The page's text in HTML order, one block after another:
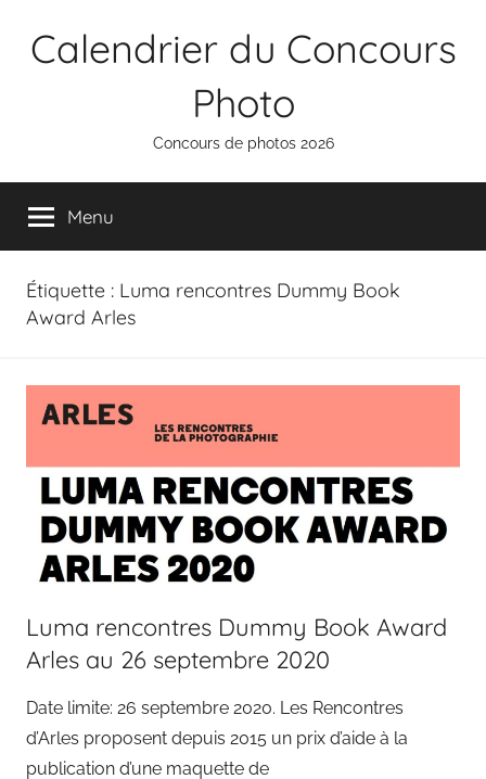
Calendrier du Concours
Photo
Concours de photos 2026
Menu
Étiquette : Luma rencontres Dummy Book
Award Arles
Luma rencontres Dummy Book Award
Arles au 26 septembre 2020
Date limite: 26 septembre 2020. Les Rencontres
d’Arles proposent depuis 2015 un prix d’aide à la
publication d’une maquette de